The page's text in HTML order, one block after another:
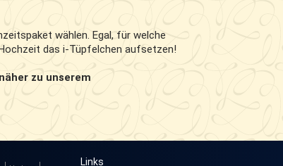
wählen. Egal, für welche
das i-Tüpfelchen aufsetzen!
zu unserem
Links